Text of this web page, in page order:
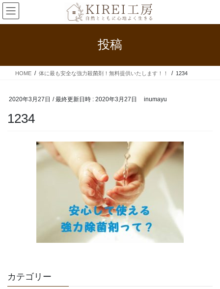
コ
ン
テ
ス
ナ
ビ
ゲ
ン
投稿
HOME 体に最も安全な強力殺菌剤！無料提供いたします！！ 1234
2020年3月27日 / 最終更新日時 : 2020年3月27日 inumayu
1234
カテゴリー